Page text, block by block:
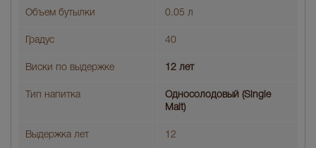
Объем бутылки 0.05 л
Градус 40
Виски по выдержке 12 лет
Тип напитка
Односолодовый (Single
Malt)
Выдержка лет 12